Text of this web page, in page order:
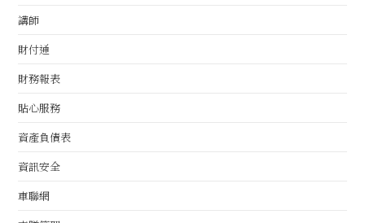
講師
財付通
財務報表
貼心服務
資產負債表
資訊安全
車聯網